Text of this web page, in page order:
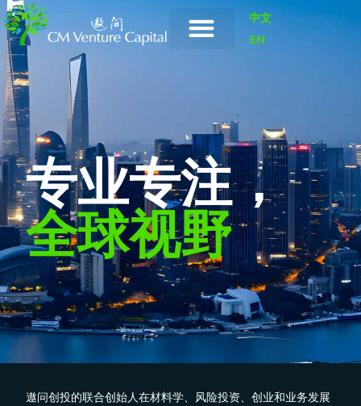
中文
EN
专业专注，
全球视野
遨问创投的联合创始人在材料学、风险投资、创业和业务发展